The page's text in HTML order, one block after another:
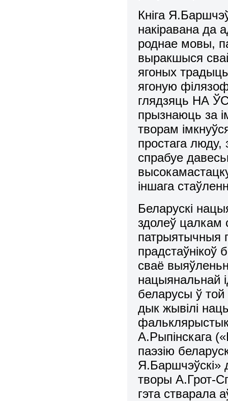
Кніга
накіравана да
роднае мовы,
выракшыся
ягоных
ягоную
глядзяць НА
прызнаюць за
творам
простага люду,
спрабуе
іншага
Беларускі
здолеў цалкам
патрыятычныя
прадстаўнікоў
сваё
нацыянальнай
беларусы ў той
дык жывілі
А.Рыпінскага
паэзію
Я.Баршчэўскі»
творы А.Грот-
гэта стварала